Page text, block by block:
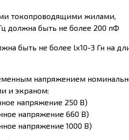
токопроводящими жилами,
должна быть не более 200 пФ
быть не более lх10-3 Гн на
напряжением
и экраном:
напряжение 250 В)
напряжение 660 В)
напряжение 1000 В)